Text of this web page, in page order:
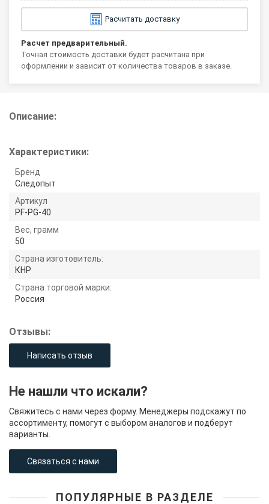
Расчитать доставку
Расчет предварительный.
Точная стоимость доставки будет расчитана при
оформлении и зависит от количества товаров в заказе.
Описание:
Характеристики:
Бренд
Следопыт
Артикул
PF-PG-40
Вес, грамм
50
Страна изготовитель:
КНР
Страна торговой марки:
Россия
Отзывы:
Написать отзыв
Не нашли что искали?
Свяжитесь с нами через форму. Менеджеры подскажут по
ассортименту, помогут с выбором аналогов и подберут
варианты.
Связаться с нами
ПОПУЛЯРНЫЕ В РАЗДЕЛЕ